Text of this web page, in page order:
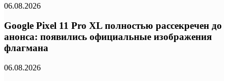
06.08.2026
Google Pixel 11 Pro XL полностью рассекречен до
анонса: появились официальные изображения
флагмана
06.08.2026